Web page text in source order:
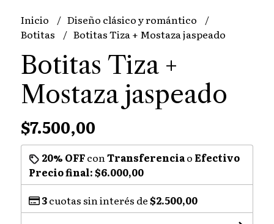
Inicio
Diseño clásico y romántico
Botitas
Botitas Tiza + Mostaza jaspeado
Botitas Tiza +
Mostaza jaspeado
$7.500,00
20% OFFcon Transferenciao Efectivo
Precio final:$6.000,00
3cuotas sin interés de$2.500,00